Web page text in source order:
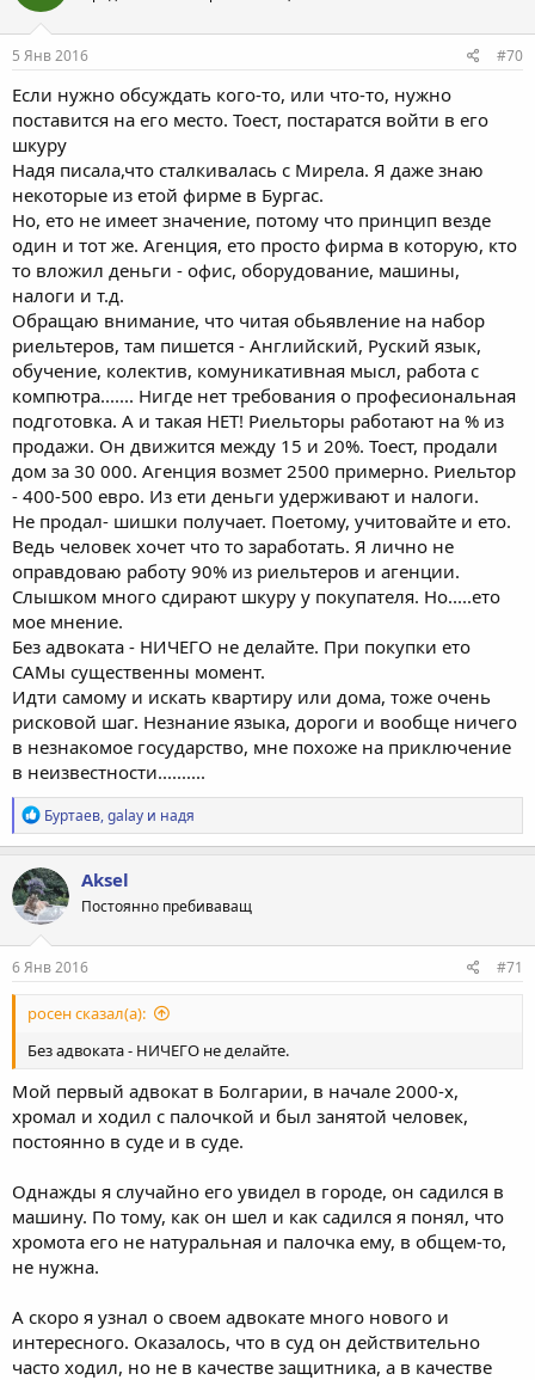
и
:
5 Янв 2016 #70
Если нужно обсуждать кого-то, или что-то, нужно
поставится на его место. Тоест, постаратся войти в его
шкуру
Надя писала,что сталкивалась с Мирела. Я даже знаю
некоторые из етой фирме в Бургас.
Но, ето не имеет значение, потому что принцип везде
один и тот же. Агенция, ето просто фирма в которую, кто
то вложил деньги - офис, оборудование, машины,
налоги и т.д.
Обращаю внимание, что читая обьявление на набор
риельтеров, там пишется - Английский, Руский язык,
обучение, колектив, комуникативная мысл, работа с
компютра....... Нигде нет требования о професиональная
подготовка. А и такая НЕТ! Риельторы работают на % из
продажи. Он движится между 15 и 20%. Тоест, продали
дом за 30 000. Агенция возмет 2500 примерно. Риельтор
- 400-500 евро. Из ети деньги удерживают и налоги.
Не продал- шишки получает. Поетому, учитовайте и ето.
Ведь человек хочет что то заработать. Я лично не
оправдоваю работу 90% из риельтеров и агенции.
Слышком много сдирают шкуру у покупателя. Но.....ето
мое мнение.
Без адвоката - НИЧЕГО не делайте. При покупки ето
САМы существенны момент.
Идти самому и искать квартиру или дома, тоже очень
рисковой шаг. Незнание языка, дороги и вообще ничего
в незнакомое государство, мне похоже на приключение
в неизвестности..........
Р
е
а
к
ц
и
и
:
Буртаев,galay и надя
Aksel
Постоянно пребиваващ
6 Янв 2016 #71
росен сказал(а):
Без адвоката - НИЧЕГО не делайте.
Мой первый адвокат в Болгарии, в начале 2000-х,
хромал и ходил с палочкой и был занятой человек,
постоянно в суде и в суде.
Однажды я случайно его увидел в городе, он садился в
машину. По тому, как он шел и как садился я понял, что
хромота его не натуральная и палочка ему, в общем-то,
не нужна.
А скоро я узнал о своем адвокате много нового и
интересного. Оказалось, что в суд он действительно
часто ходил, но не в качестве защитника, а в качестве